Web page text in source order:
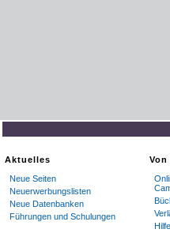
Aktuelles
Neue Seiten
Neuerwerbungslisten
Neue Datenbanken
Führungen und Schulungen
Von